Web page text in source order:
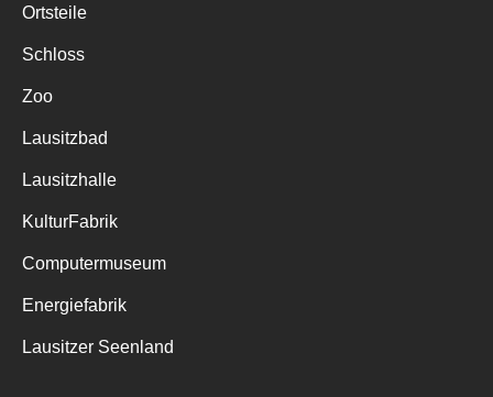
Ortsteile
Schloss
Zoo
Lausitzbad
Lausitzhalle
KulturFabrik
Computermuseum
Energiefabrik
Lausitzer Seenland